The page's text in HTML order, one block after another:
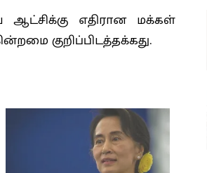
எதிரான மக்கள்
குறிப்பிடத்தக்கது.